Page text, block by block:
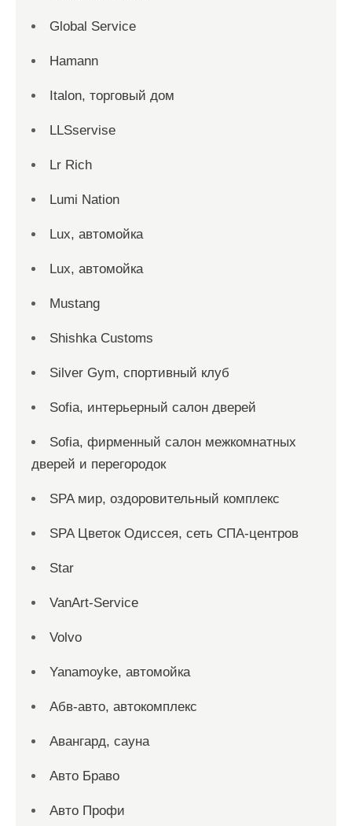
Global Service
Hamann
Italon, торговый дом
LLSservise
Lr Rich
Lumi Nation
Lux, автомойка
Lux, автомойка
Mustang
Shishka Customs
Silver Gym, спортивный клуб
Sofia, интерьерный салон дверей
Sofia, фирменный салон межкомнатных
дверей и перегородок
SPA мир, оздоровительный комплекс
SPA Цветок Одиссея, сеть СПА-центров
Star
VanArt-Service
Volvo
Yanamoyke, автомойка
Абв-авто, автокомплекс
Авангард, сауна
Авто Браво
Авто Профи